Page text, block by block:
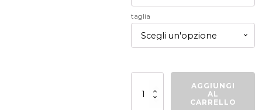
taglia
girocollo
Trebbo
AGGIUNGI
AL
CARRELLO